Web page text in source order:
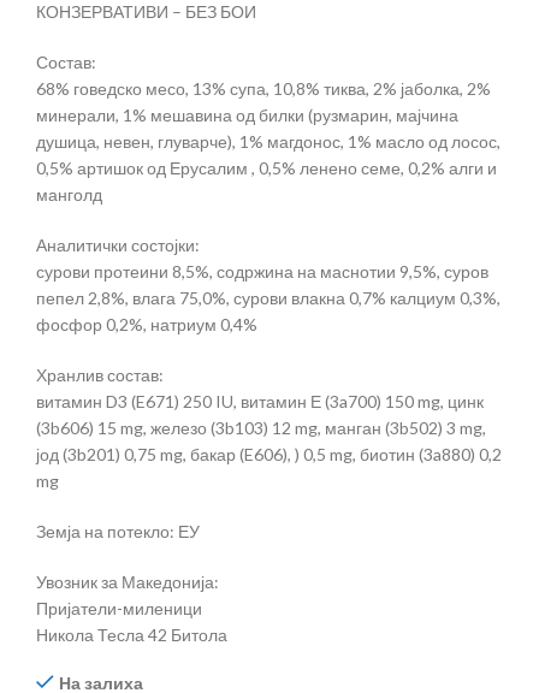
КОНЗЕРВАТИВИ – БЕЗ БОИ
Состав:
68% говедско месо, 13% супа, 10,8% тиква, 2% јаболка, 2%
минерали, 1% мешавина од билки (рузмарин, мајчина
душица, невен, глуварче), 1% магдонос, 1% масло од лосос,
0,5% артишок од Ерусалим , 0,5% ленено семе, 0,2% алги и
манголд
Аналитички состојки:
сурови протеини 8,5%, содржина на маснотии 9,5%, суров
пепел 2,8%, влага 75,0%, сурови влакна 0,7% калциум 0,3%,
фосфор 0,2%, натриум 0,4%
Хранлив состав:
витамин D3 (E671) 250 IU, витамин Е (3a700) 150 mg, цинк
(3b606) 15 mg, железо (3b103) 12 mg, манган (3b502) 3 mg,
јод (3b201) 0,75 mg, бакар (E606), ) 0,5 mg, биотин (3a880) 0,2
mg
Земја на потекло: ЕУ
Увозник за Македонија:
Пријатели-миленици
Никола Тесла 42 Битола
На залиха